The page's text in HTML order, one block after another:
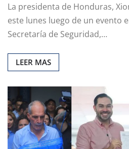
La presidenta de Honduras,
este lunes luego de un evento
Secretaría de Seguridad,…
LEER MAS